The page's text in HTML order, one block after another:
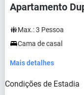
Apartamento
Max.:3 Pessoa
Cama de casal
Mais detalhes
Condições de Estadia